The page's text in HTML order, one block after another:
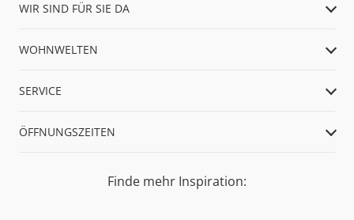
WIR SIND FÜR SIE DA
WOHNWELTEN
SERVICE
ÖFFNUNGSZEITEN
Finde mehr Inspiration: